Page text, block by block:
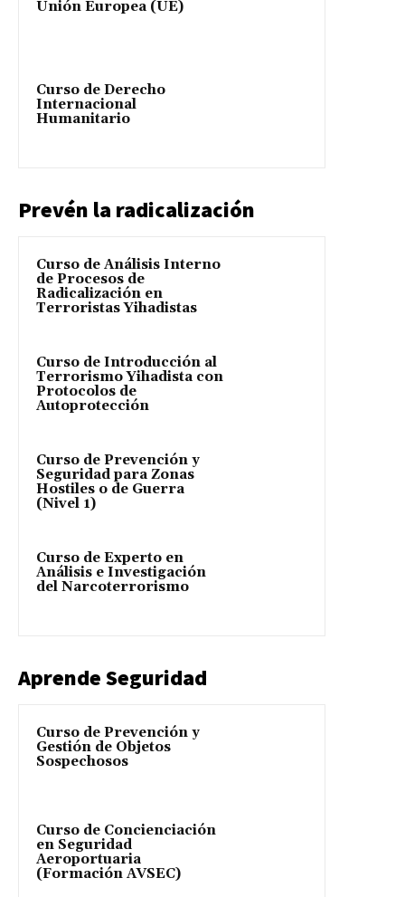
Unión Europea (UE)
Curso de Derecho
Internacional
Humanitario
Prevén la radicalización
Curso de Análisis Interno
de Procesos de
Radicalización en
Terroristas Yihadistas
Curso de Introducción al
Terrorismo Yihadista con
Protocolos de
Autoprotección
Curso de Prevención y
Seguridad para Zonas
Hostiles o de Guerra
(Nivel 1)
Curso de Experto en
Análisis e Investigación
del Narcoterrorismo
Aprende Seguridad
Curso de Prevención y
Gestión de Objetos
Sospechosos
Curso de Concienciación
en Seguridad
Aeroportuaria
(Formación AVSEC)